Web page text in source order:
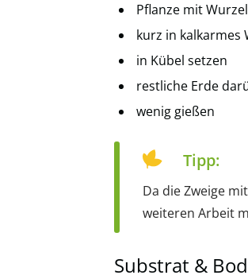
Pflanze mit
kurz in kalkarmes
in Kübel setzen
restliche Erde
wenig gießen
Tipp:
Da die Zweige
weiteren Arbeit
Substrat &